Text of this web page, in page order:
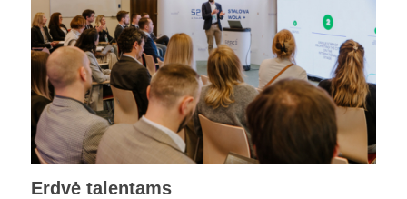
Erdvė talentams